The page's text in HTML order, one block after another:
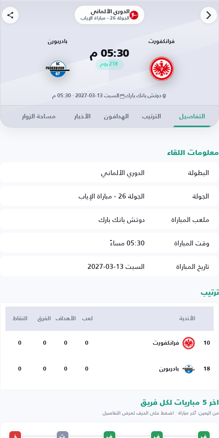
الدوري الألماني
الجولة 26 - مباراة الإياب
فرانكفورت
05:30 م
218يوم
بادربورن
دوتش بانك بارك السبت 13-03-2027 · 05:30 م
التفاصيل الترتيب الهدافون الأخبار مساحة الزوار
معلومات اللقاء
البطولة
الدوري الألماني
الجولة
الجولة 26 - مباراة الإياب
ملعب المباراة
دوتش بانك بارك
وقت المباراة
05:30 مساءً
تاريخ المباراة
السبت 13-03-2027
ترتيب
الأندية لعب الأهداف الفرق النقاط
10 فرانكفورت 0
0
0
0
18 بادربورن 0
0
0
0
اخر 5 مباريات لكل فريق
من اليمين: آخر مباراة · اضغط على الحرف لعرض التفاصيل